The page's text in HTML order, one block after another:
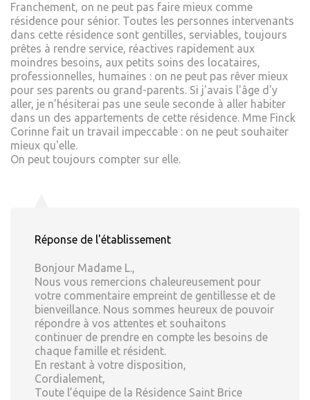
Franchement, on ne peut pas faire mieux comme
résidence pour sénior. Toutes les personnes intervenants
dans cette résidence sont gentilles, serviables, toujours
prêtes à rendre service, réactives rapidement aux
moindres besoins, aux petits soins des locataires,
professionnelles, humaines : on ne peut pas rêver mieux
pour ses parents ou grand-parents. Si j'avais l'âge d'y
aller, je n'hésiterai pas une seule seconde à aller habiter
dans un des appartements de cette résidence. Mme Finck
Corinne fait un travail impeccable : on ne peut souhaiter
mieux qu'elle.
On peut toujours compter sur elle.
Réponse de l'établissement
Bonjour Madame L.,
Nous vous remercions chaleureusement pour
votre commentaire empreint de gentillesse et de
bienveillance. Nous sommes heureux de pouvoir
répondre à vos attentes et souhaitons
continuer de prendre en compte les besoins de
chaque famille et résident.
En restant à votre disposition,
Cordialement,
Toute l’équipe de la Résidence Saint Brice